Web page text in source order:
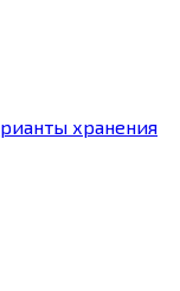
хранения